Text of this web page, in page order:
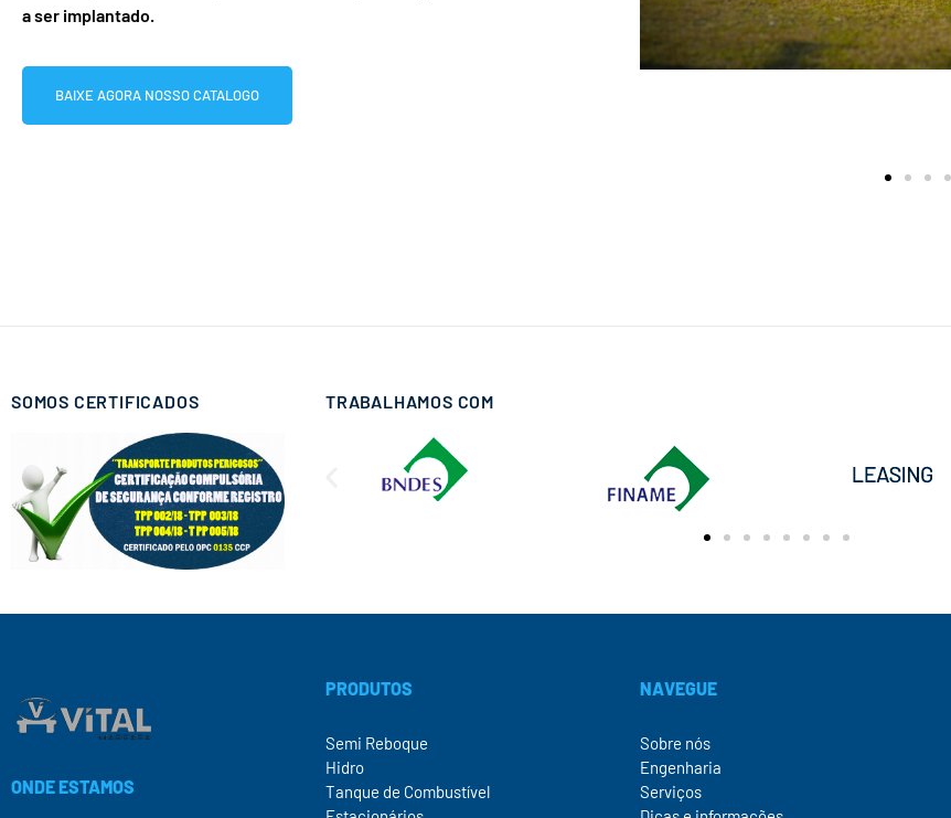
a ser implantado.
BAIXE AGORA NOSSO CATALOGO
SOMOS CERTIFICADOS TRABALHAMOS COM
ONDE ESTAMOS
PRODUTOS
Semi Reboque
Hidro
Tanque de Combustível
NAVEGUE
Sobre nós
Engenharia
Serviços